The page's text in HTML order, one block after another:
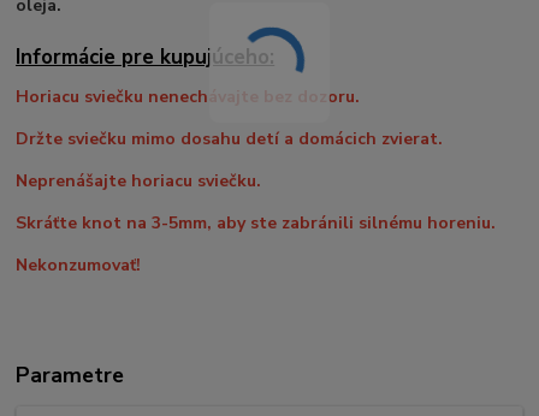
oleja.
Informácie pre kupujúceho:
Horiacu sviečku nenechávajte bez dozoru.
Držte sviečku mimo dosahu detí a domácich zvierat.
Neprenášajte horiacu sviečku.
Skráťte knot na 3-5mm, aby ste zabránili silnému horeniu.
Nekonzumovať!
Parametre